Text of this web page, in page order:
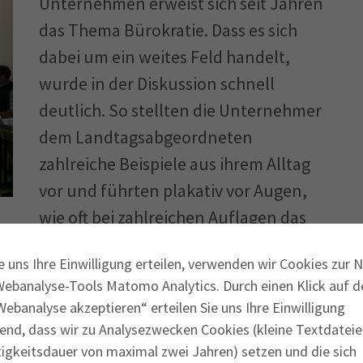
uns Ihre Einwilligung erteilen, verwenden wir Cookies zur
Tools Matomo Analytics. Durch einen Klick auf
akzeptieren“ erteilen Sie uns Ihre Einwilligung
dass wir zu Analysezwecken Cookies (kleine
von maximal zwei Jahren) setzen und die sich
das Thema Bürokratie. Dass es sich
dabei um ein weites Feld handelt,
wurde in der Diskussion schnell
deutlich. So stellten die Unternehmer
dem Landtagsabgeordneten
zahlreiche Beispiele aus ihrem Alltag
vor und führten plakativ vor Augen,
wie oft bei zahlreichen Auflagen das
ist. „Was wir Unternehmer dringend
Bürokratie. Nichts schadet
mehr, als wenn sie dauerhaft
müssen, um die Flut an
zu können“, so Eissler. Die